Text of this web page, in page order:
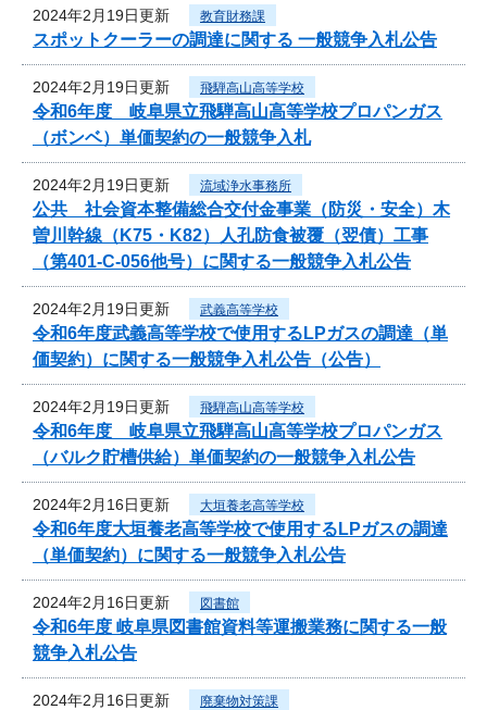
2024年2月19日更新 教育財務課
スポットクーラーの調達に関する 一般競争入札公告
2024年2月19日更新 飛騨高山高等学校
令和6年度 岐阜県立飛騨高山高等学校プロパンガス
（ボンベ）単価契約の一般競争入札
2024年2月19日更新 流域浄水事務所
公共 社会資本整備総合交付金事業（防災・安全）木
曽川幹線（K75・K82）人孔防食被覆（翌債）工事
（第401-C-056他号）に関する一般競争入札公告
2024年2月19日更新 武義高等学校
令和6年度武義高等学校で使用するLPガスの調達（単
価契約）に関する一般競争入札公告（公告）
2024年2月19日更新 飛騨高山高等学校
令和6年度 岐阜県立飛騨高山高等学校プロパンガス
（バルク貯槽供給）単価契約の一般競争入札公告
2024年2月16日更新 大垣養老高等学校
令和6年度大垣養老高等学校で使用するLPガスの調達
（単価契約）に関する一般競争入札公告
2024年2月16日更新 図書館
令和6年度 岐阜県図書館資料等運搬業務に関する一般
競争入札公告
2024年2月16日更新 廃棄物対策課